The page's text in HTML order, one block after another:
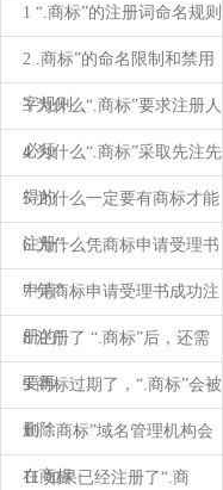
1 “.商标”的注册词命名规则
2 .商标”的命名限制和禁用
字规则
3 为什么“.商标”要求注册人
必须
4 为什么“.商标”采取先注先
得的
5 为什么一定要有商标才能
注册“.
6 为什么凭商标申请受理书
申请“.
7 凭商标申请受理书成功注
册的“.
8 注册了 “.商标”后，还需
要再
9 商标过期了，“.商标”会被
删除
10 “.商标”域名管理机构会
在商标
11 如果已经注册了“.商